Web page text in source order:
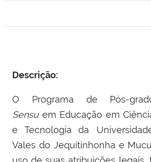
Descrição:
O Programa de Pós-
Sensu em Educação em
e Tecnologia
da
Vales do Jequitinhonha e